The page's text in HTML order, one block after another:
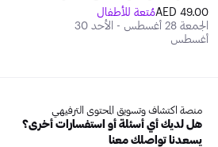
49.00 AED
مُتعة للأطفال
الجمعة 28 أغسطس - الأحد 30
أغسطس
منصة اكتشاف وتسويق المحتوى الترفيهي
هل لديك أي أسئلة أو استفسارات أخرى؟
يسعدنا تواصلك معنا